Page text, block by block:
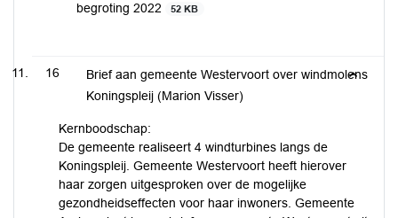
begroting 2022
52 KB
16
Brief aan gemeente Westervoort over windmolens
Koningspleij (Marion Visser)
Kernboodschap:
De gemeente realiseert 4 windturbines langs de
Koningspleij. Gemeente Westervoort heeft hierover
haar zorgen uitgesproken over de mogelijke
gezondheidseffecten voor haar inwoners. Gemeente